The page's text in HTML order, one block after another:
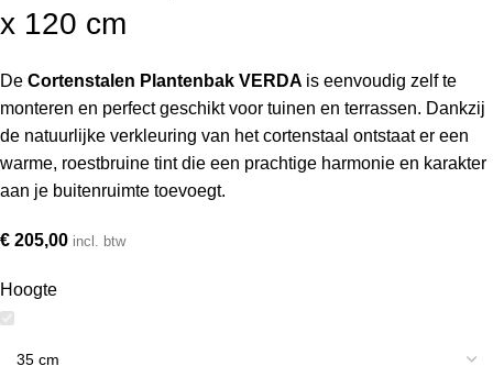
x 120 cm
De Cortenstalen Plantenbak VERDA is eenvoudig zelf te
monteren en perfect geschikt voor tuinen en terrassen. Dankzij
de natuurlijke verkleuring van het cortenstaal ontstaat er een
warme, roestbruine tint die een prachtige harmonie en karakter
aan je buitenruimte toevoegt.
€ 205,00 incl. btw
Hoogte